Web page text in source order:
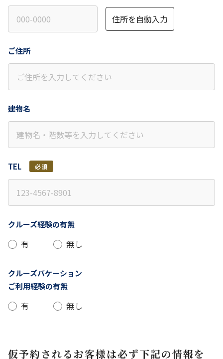
住所を自動入力
ご住所
建物名
TEL 必須
クルーズ経験の有無
有 無し
クルーズバケーション
ご利用経験の有無
有 無し
仮予約されるお客様は必ず下記の情報を